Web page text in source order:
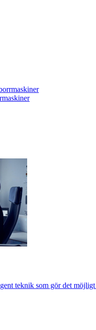
teknik som gör det